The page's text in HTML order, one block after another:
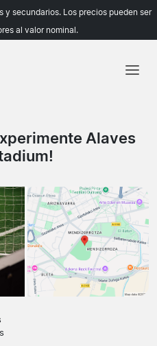
y secundarios. Los precios pueden ser
al valor nominal.
Alaves